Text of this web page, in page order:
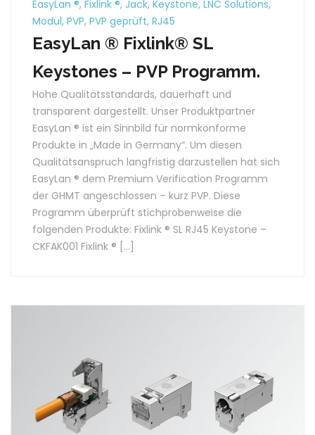
EasyLan ®, Fixlink ®, Jack, Keystone, LNC Solutions,
Modul, PVP, PVP geprüft, RJ45
EasyLan ® Fixlink® SL
Keystones – PVP Programm.
Hohe Qualitätsstandards, dauerhaft und
transparent dargestellt. Unser Produktpartner
EasyLan ® ist ein Sinnbild für normkonforme
Produkte in „Made in Germany“. Um diesen
Qualitätsanspruch langfristig darzustellen hat sich
EasyLan ® dem Premium Verification Programm
der GHMT angeschlossen – kurz PVP. Diese
Programm überprüft stichprobenweise die
folgenden Produkte: Fixlink ® SL RJ45 Keystone –
CKFAK001 Fixlink ® […]